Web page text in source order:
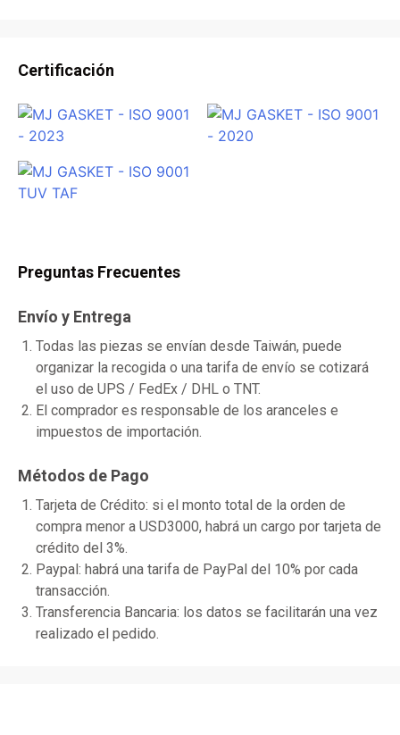
Certificación
Preguntas Frecuentes
Envío y Entrega
Todas las piezas se envían desde Taiwán, puede
organizar la recogida o una tarifa de envío se cotizará
el uso de UPS / FedEx / DHL o TNT.
El comprador es responsable de los aranceles e
impuestos de importación.
Métodos de Pago
Tarjeta de Crédito: si el monto total de la orden de
compra menor a USD3000, habrá un cargo por tarjeta de
crédito del 3%.
Paypal: habrá una tarifa de PayPal del 10% por cada
transacción.
Transferencia Bancaria: los datos se facilitarán una vez
realizado el pedido.